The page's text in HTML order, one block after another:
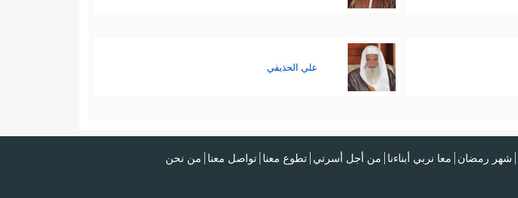
علي الحذيفي
شهر رمضان معا نربي أبناءنا من أجل أسرتي تطوع معنا تواصل معنا من نحن